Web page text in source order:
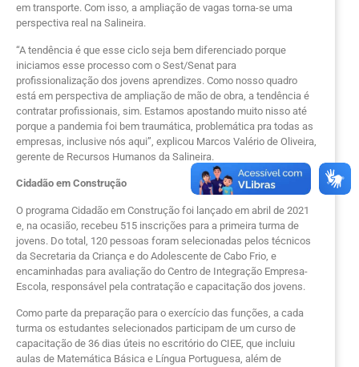
em transporte. Com isso, a ampliação de vagas torna-se uma
perspectiva real na Salineira.
“A tendência é que esse ciclo seja bem diferenciado porque
iniciamos esse processo com o Sest/Senat para
profissionalização dos jovens aprendizes. Como nosso quadro
está em perspectiva de ampliação de mão de obra, a tendência é
contratar profissionais, sim. Estamos apostando muito nisso até
porque a pandemia foi bem traumática, problemática pra todas as
empresas, inclusive nós aqui”, explicou Marcos Valério de Oliveira,
gerente de Recursos Humanos da Salineira.
Cidadão em Construção
O programa Cidadão em Construção foi lançado em abril de 2021
e, na ocasião, recebeu 515 inscrições para a primeira turma de
jovens. Do total, 120 pessoas foram selecionadas pelos técnicos
da Secretaria da Criança e do Adolescente de Cabo Frio, e
encaminhadas para avaliação do Centro de Integração Empresa-
Escola, responsável pela contratação e capacitação dos jovens.
Como parte da preparação para o exercício das funções, a cada
turma os estudantes selecionados participam de um curso de
capacitação de 36 dias úteis no escritório do CIEE, que incluiu
aulas de Matemática Básica e Língua Portuguesa, além de